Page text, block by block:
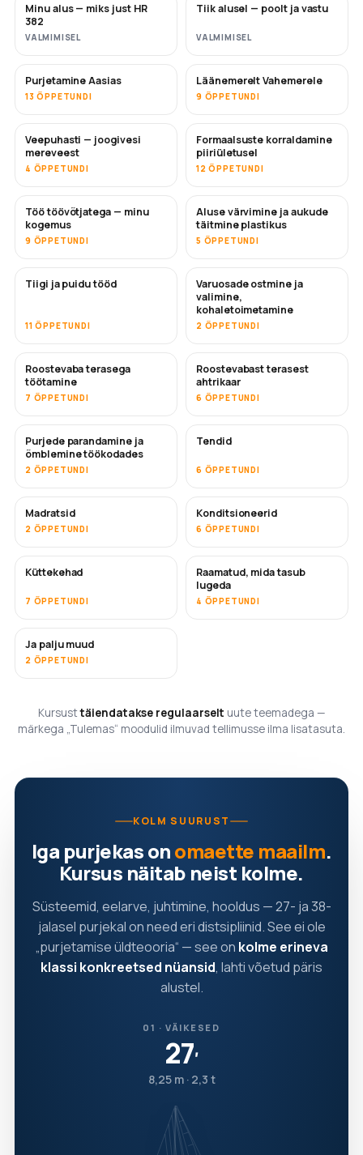
TULEMAS
Minu alus — miks just HR
382
VALMIMISEL
TULEMAS
Tiik alusel — poolt ja vastu
VALMIMISEL
TULEMAS
Purjetamine Aasias
13 ÕPPETUNDI
TULEMAS
Läänemerelt Vahemerele
9 ÕPPETUNDI
TULEMAS
Veepuhasti — joogivesi
mereveest
4 ÕPPETUNDI
Formaalsuste korraldamine
piiriületusel
12 ÕPPETUNDI
TULEMAS
Töö töövõtjatega — minu
kogemus
9 ÕPPETUNDI
TULEMAS
Aluse värvimine ja aukude
täitmine plastikus
5 ÕPPETUNDI
Tiigi ja puidu tööd
11 ÕPPETUNDI
TULEMAS
Varuosade ostmine ja
valimine,
kohaletoimetamine
2 ÕPPETUNDI
TULEMAS
Roostevaba terasega
töötamine
7 ÕPPETUNDI
Roostevabast terasest
ahtrikaar
6 ÕPPETUNDI
TULEMAS
Purjede parandamine ja
õmblemine töökodades
2 ÕPPETUNDI
Tendid
6 ÕPPETUNDI
Madratsid
2 ÕPPETUNDI
TULEMAS
Konditsioneerid
6 ÕPPETUNDI
TULEMAS
Küttekehad
7 ÕPPETUNDI
TULEMAS
Raamatud, mida tasub
lugeda
4 ÕPPETUNDI
TULEMAS
Ja palju muud
2 ÕPPETUNDI
Kursusttäiendatakse regulaarselt uute teemadega —
märkega „Tulemas“ moodulid ilmuvad tellimusse ilma lisatasuta.
KOLM SUURUST
Iga purjekas onomaette maailm.
Kursus näitab neist kolme.
Süsteemid, eelarve, juhtimine, hooldus — 27- ja 38-
jalasel purjekal on need eri distsipliinid. See ei ole
„purjetamise üldteooria“ — see on kolme erineva
klassi konkreetsed nüansid, lahti võetud päris
alustel.
01 · VÄIKESED
27′
8,25 m · 2,3 t